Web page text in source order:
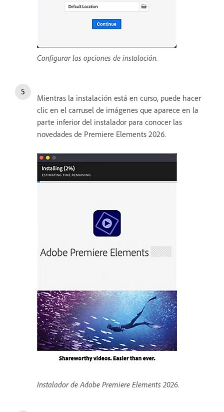
Configurar las opciones de instalación.
Mientras la instalación está en curso, puede hacer
clic en el carrusel de imágenes que aparece en la
parte inferior del instalador para conocer las
novedades de Premiere Elements 2026.
Instalador de Adobe Premiere Elements 2026.